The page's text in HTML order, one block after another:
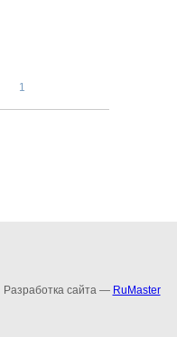
1
Разработка сайта — RuMaster